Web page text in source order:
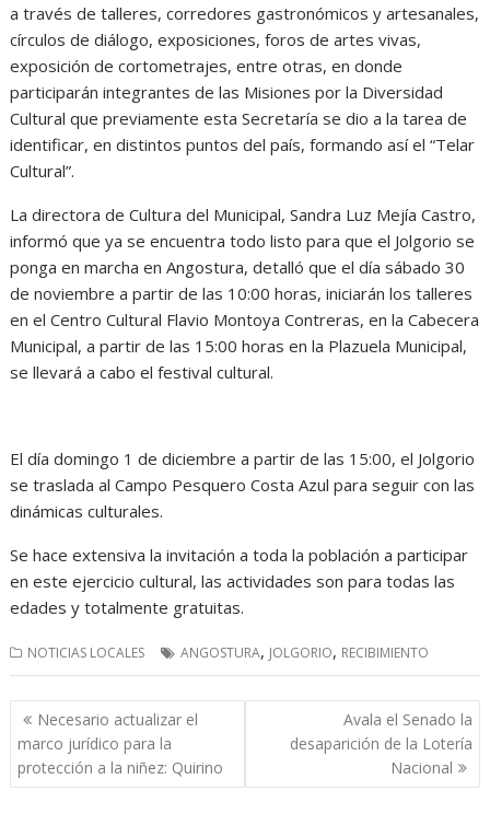
a través de talleres, corredores gastronómicos y artesanales,
círculos de diálogo, exposiciones, foros de artes vivas,
exposición de cortometrajes, entre otras, en donde
participarán integrantes de las Misiones por la Diversidad
Cultural que previamente esta Secretaría se dio a la tarea de
identificar, en distintos puntos del país, formando así el “Telar
Cultural”.
La directora de Cultura del Municipal, Sandra Luz Mejía Castro,
informó que ya se encuentra todo listo para que el Jolgorio se
ponga en marcha en Angostura, detalló que el día sábado 30
de noviembre a partir de las 10:00 horas, iniciarán los talleres
en el Centro Cultural Flavio Montoya Contreras, en la Cabecera
Municipal, a partir de las 15:00 horas en la Plazuela Municipal,
se llevará a cabo el festival cultural.
El día domingo 1 de diciembre a partir de las 15:00, el Jolgorio
se traslada al Campo Pesquero Costa Azul para seguir con las
dinámicas culturales.
Se hace extensiva la invitación a toda la población a participar
en este ejercicio cultural, las actividades son para todas las
edades y totalmente gratuitas.
NOTICIAS LOCALES ANGOSTURA, JOLGORIO, RECIBIMIENTO
Navegación
de
entradas
Necesario actualizar el
marco jurídico para la
protección a la niñez: Quirino
Avala el Senado la
desaparición de la Lotería
Nacional